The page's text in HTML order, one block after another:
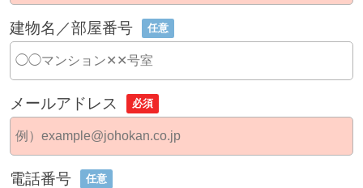
建物名／部屋番号 任意
メールアドレス 必須
電話番号 任意